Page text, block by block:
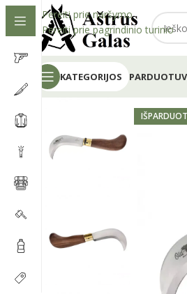
Pereiti prie naršymo
Pereiti prie pagrindinio turinio
KATEGORIJOS